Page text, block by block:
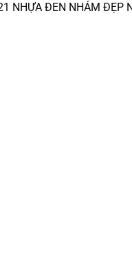
NHỰA ĐEN NHÁM ĐẸP